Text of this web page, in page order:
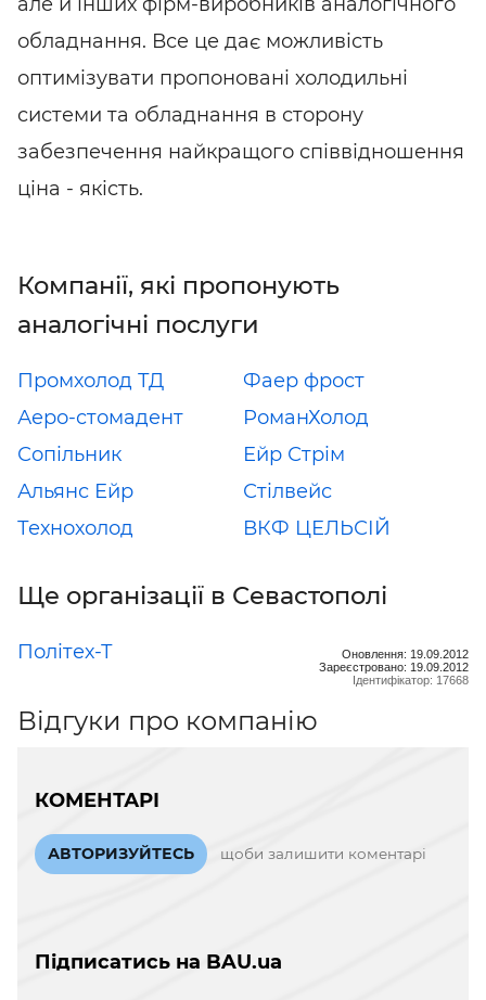
обладнання. Все це дає можливість
оптимізувати пропоновані холодильні
системи та обладнання в сторону
забезпечення найкращого співвідношення
ціна - якість.
Компанії, які пропонують
аналогічні послуги
Промхолод ТД
Фаер фрост
Аеро-стомадент
РоманХолод
Сопільник
Ейр Стрім
Альянс Ейр
Стілвейс
Технохолод
ВКФ ЦЕЛЬСІЙ
Ще організації в Севастополі
Політех-Т
Оновлення: 19.09.2012
Зареєстровано: 19.09.2012
Ідентифікатор: 17668
Відгуки про компанію
КОМЕНТАРІ
АВТОРИЗУЙТЕСЬ щоби залишити коментарі
Підписатись на BAU.ua